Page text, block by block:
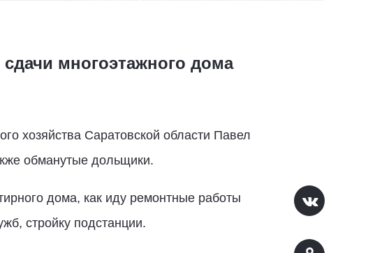
многоэтажного дома
хозяйства Саратовской области Павел
обманутые дольщики.
дома, как иду ремонтные работы
стройку подстанции.